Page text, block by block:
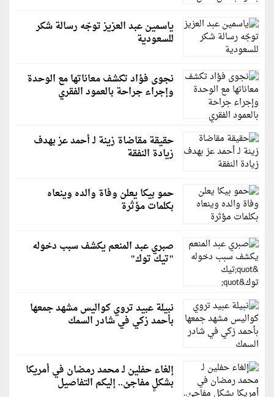
ياسمين عبد العزيز توجّه رسالة شكر
للسعودية
نجوى فؤاد تكشف معاناتها مع الوحدة
وإجراء جراحة بالعمود الفقري
حقيقة مقاضاة زينة لـ أحمد عز بهدف
زيادة النفقة
حمو بيكا يعلن وفاة والده وينعاه
بكلمات مؤثرة
صبري عبد المنعم يكشف سبب دخوله
"تيك توك"
نبيلة عبيد تروي كواليس مشهد جمعها
بأحمد زكي في شادر السمك
إلغاء حفلين لـ محمد رمضان في أمريكا
بشكلٍ مفاجئ.. إليكم التفاصيل